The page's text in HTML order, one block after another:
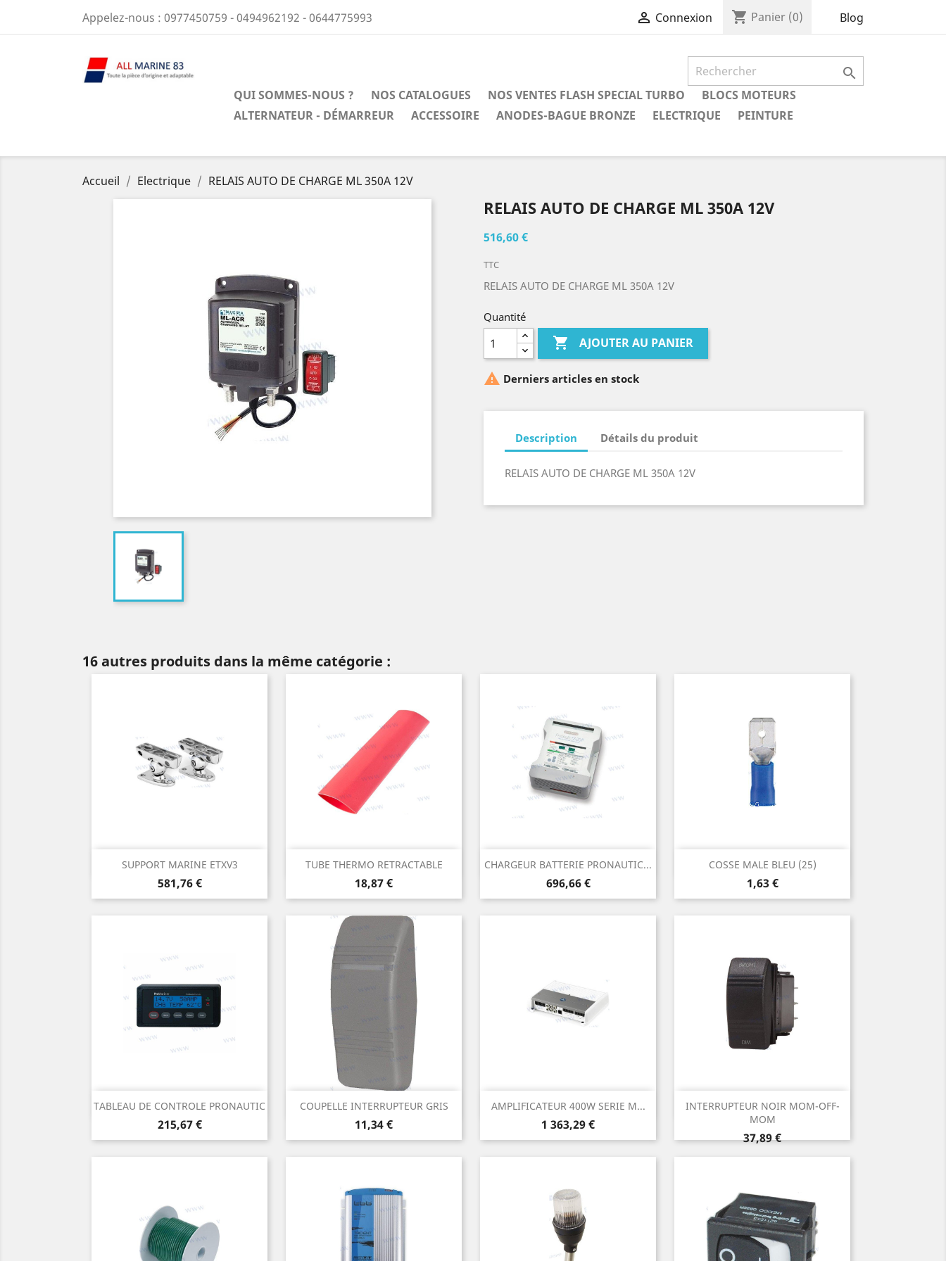
Appelez-nous : 0977450759 - 0494962192 - 0644775993  Connexion shopping_cart Panier (0) Blog

QUI SOMMES-NOUS ? NOS CATALOGUES NOS VENTES FLASH SPECIAL TURBO
BLOCS MOTEURS
ALTERNATEUR - DÉMARREUR
ACCESSOIRE ANODES-BAGUE BRONZE ELECTRIQUE PEINTURE
Accueil Electrique RELAIS AUTO DE CHARGE ML 350A 12V
RELAIS AUTO DE CHARGE ML 350A 12V
516,60 €
TTC
RELAIS AUTO DE CHARGE ML 350A 12V
Quantité
 AJOUTER AU PANIER
 Derniers articles en stock
Description Détails du produit
RELAIS AUTO DE CHARGE ML 350A 12V
16 autres produits dans la même catégorie :
SUPPORT MARINE ETXV3
Prix
581,76 €
Aperçu rapide TUBE THERMO RETRACTABLE
Prix
18,87 €
Aperçu rapide CHARGEUR BATTERIE PRONAUTIC...
Prix
696,66 €
 Aperçu rapide COSSE MALE BLEU (25)
Prix
1,63 €
Aperçu rapide
TABLEAU DE CONTROLE PRONAUTIC
Prix
215,67 €
Aperçu rapide COUPELLE INTERRUPTEUR GRIS
Prix
11,34 €
Aperçu rapide AMPLIFICATEUR 400W SERIE M...
Prix
1 363,29 €
Aperçu rapide
INTERRUPTEUR NOIR MOM-OFF-
MOM
Prix
37,89 €
Aperçu rapide